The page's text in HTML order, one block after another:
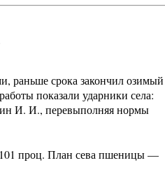
срока закончил озимый
показали ударники села:
И. И., перевыполняя нормы
проц. План сева пшеницы —